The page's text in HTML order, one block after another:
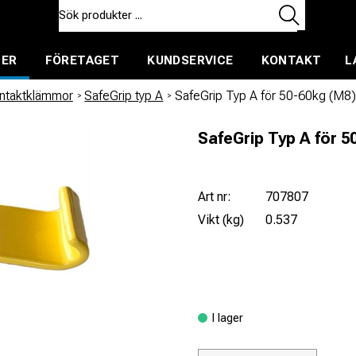
FÖRETAGET KUNDSERVICE KONTAKT
/ SafeGrip typ A / SafeGrip Typ A för 50-60kg
SafeGrip Typ A för
Art nr:
707807
Vikt (kg)
0.537
I lager